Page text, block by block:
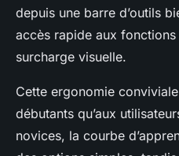
depuis une barre d’outils
accès rapide aux
surcharge visuelle.
Cette ergonomie
débutants qu’aux
novices, la courbe